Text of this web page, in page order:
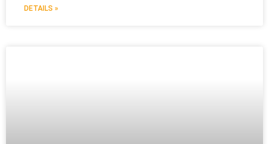
DETAILS »